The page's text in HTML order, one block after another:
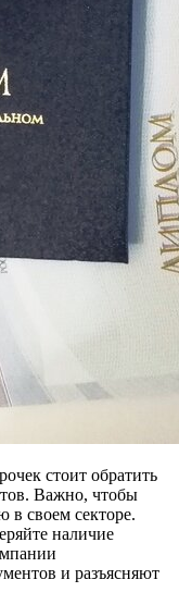
стоит обратить
Важно, чтобы
своем секторе.
наличие
и разъясняют